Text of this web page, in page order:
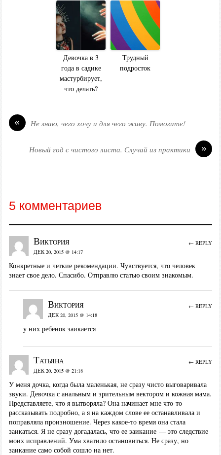
Девочка в 3
года в садике
мастурбирует,
что делать?
Трудный
подросток
« Не знаю, чего хочу и для чего живу. Помогите!
»
Новый год с чистого листа. Случай из практики
5 комментариев
Виктория
ДЕК 20, 2015 @ 14:17
Конкретные и четкие рекомендации. Чувствуется, что человек
знает свое дело. Спасибо. Отправлю статью своим знакомым.
← REPLY
Виктория
ДЕК 20, 2015 @ 14:18
у них ребенок заикается
← REPLY
Татьяна
ДЕК 20, 2015 @ 21:18
У меня дочка, когда была маленькая, не сразу чисто выговаривала
звуки. Девочка с анальным и зрительным вектором и кожная мама.
Представляете, что я вытворяла? Она начинает мне что-то
рассказывать подробно, а я на каждом слове ее останавливала и
поправляла произношение. Через какое-то время она стала
заикаться. Я не сразу догадалась, что ее заикание — это следствие
моих исправлений. Ума хватило остановиться. Не сразу, но
заикание само собой сошло на нет.
← REPLY